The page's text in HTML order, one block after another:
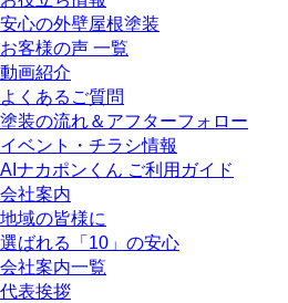
安心の外壁屋根塗装
お客様の声 一覧
動画紹介
よくあるご質問
塗装の流れ＆アフターフォロー
イベント・チラシ情報
AIナカポンくん ご利用ガイド
会社案内
地域の皆様に
選ばれる「10」の安心
会社案内一覧
代表挨拶